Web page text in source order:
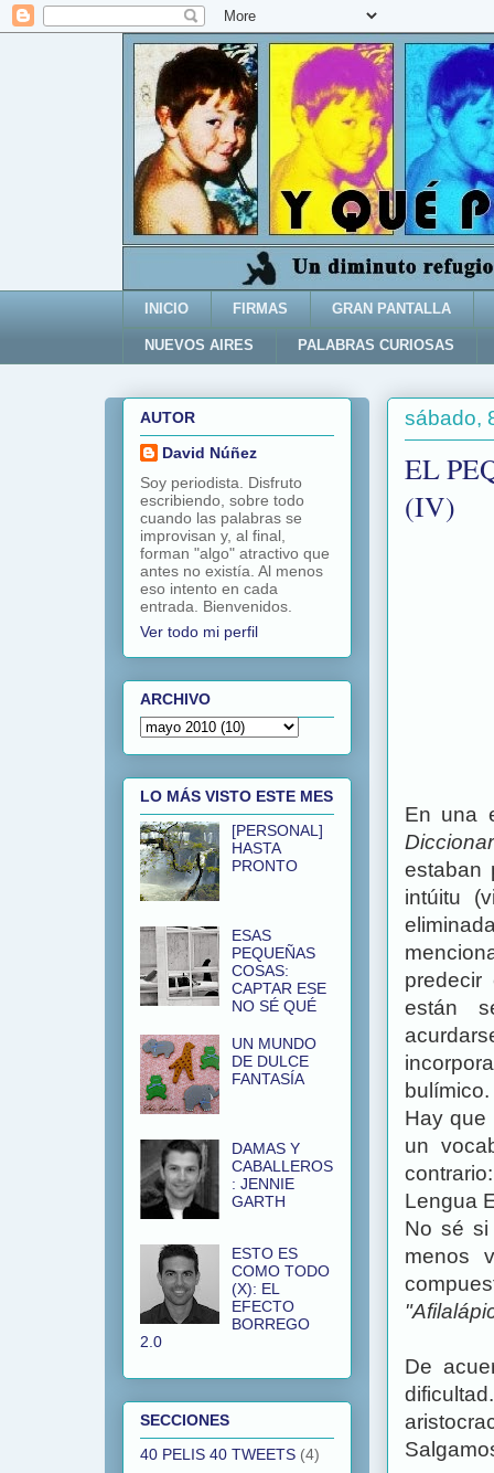
INICIO FIRMAS GRAN PANTALLA
NUEVOS AIRES PALABRAS CURIOSAS
sábado,
EL
(IV)
En una
estaban
intúitu
predecir
están
bulímico.
Hay que
un
Lengua
No sé si
menos
De
AUTOR
David Núñez
Soy periodista. Disfruto
escribiendo, sobre todo
cuando las palabras se
improvisan y, al final,
forman "algo" atractivo que
antes no existía. Al menos
eso intento en cada
entrada. Bienvenidos.
Ver todo mi perfil
ARCHIVO
LO MÁS VISTO ESTE MES
[PERSONAL]
HASTA
PRONTO
ESAS
PEQUEÑAS
COSAS:
CAPTAR ESE
NO SÉ QUÉ
UN MUNDO
DE DULCE
FANTASÍA
DAMAS Y
CABALLEROS
: JENNIE
GARTH
ESTO ES
COMO TODO
(X): EL
EFECTO
BORREGO
2.0
SECCIONES
40 PELIS 40 TWEETS (4)